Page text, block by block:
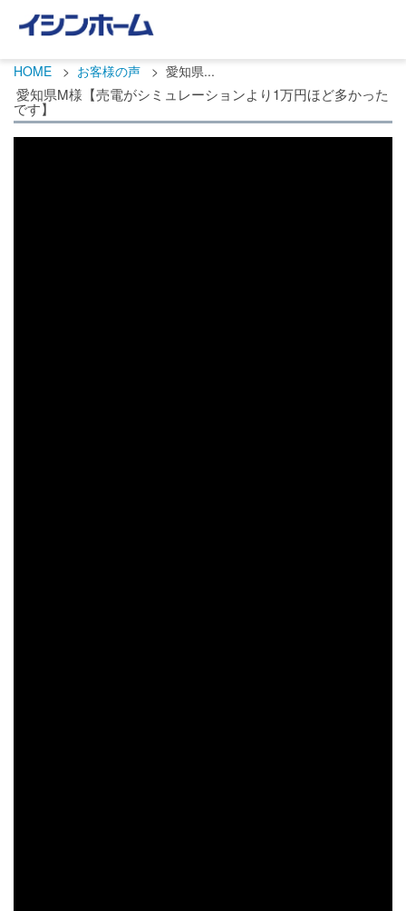
HOME お客様の声 愛知県...
愛知県M様【売電がシミュレーションより1万円ほど多かった
です】